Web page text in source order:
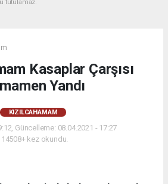
tutulamaz.
Kasaplar Çarşısı
Yandı
KIZILCAHAMAM
Güncelleme: 08.04.2021 - 17:27
14508+ kez okundu.